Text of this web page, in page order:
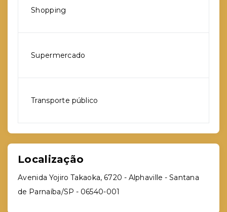
Shopping
Supermercado
Transporte público
Localização
Avenida Yojiro Takaoka, 6720 - Alphaville - Santana
de Parnaíba/SP - 06540-001